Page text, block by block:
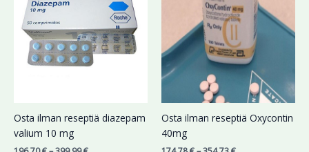
Osta ilman reseptiä diazepam
valium 10 mg
399,99 €
useampi
muunnelma.
Voit
tehdä
sivulla.
Osta ilman reseptiä Oxycontin
40mg
354,73 €
useampi
muunnelma.
Voit
tehdä
valinnat
sivulla.